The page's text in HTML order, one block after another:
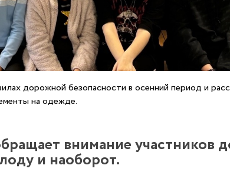
дорожной безопасности в осенний период и
на одежде.
внимание участников
и наоборот.